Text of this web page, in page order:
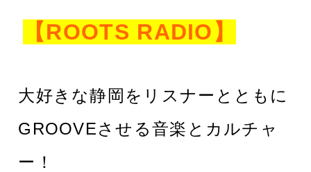
【ROOTS RADIO】
大好きな静岡をリスナーとともに
GROOVEさせる音楽とカルチャ
ー！